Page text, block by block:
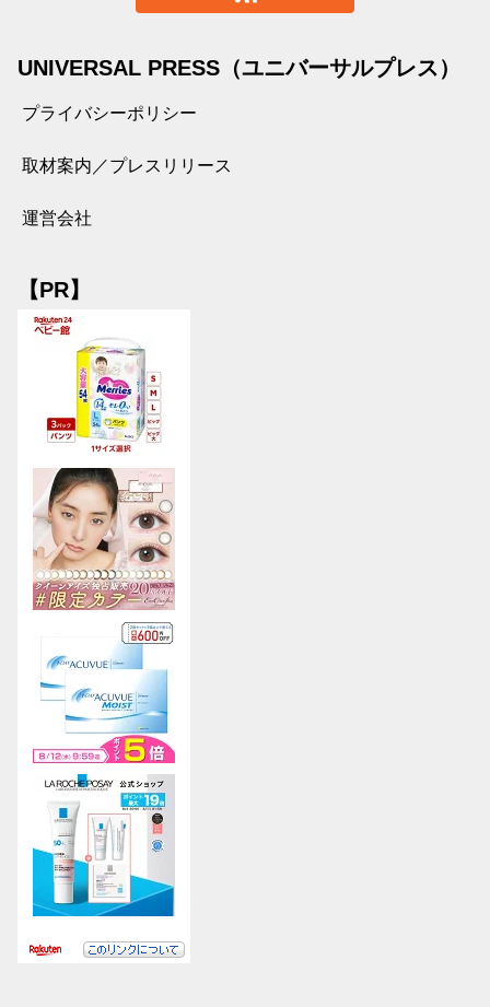
UNIVERSAL PRESS（ユニバーサルプレス）
プライバシーポリシー
取材案内／プレスリリース
運営会社
【PR】